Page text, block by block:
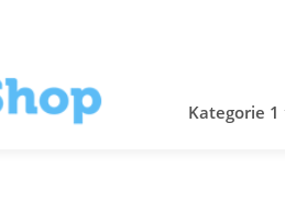
Kategorie 1